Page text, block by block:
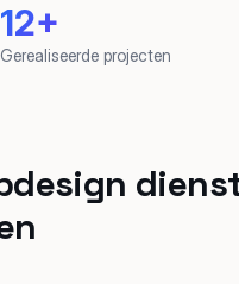
12+
Gerealiseerde projecten